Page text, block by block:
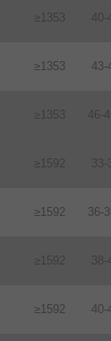
≥1353 40-
≥1353 43-
≥1353 46-
≥1592 33-
≥1592 36-
≥1592 38-
≥1592 40-